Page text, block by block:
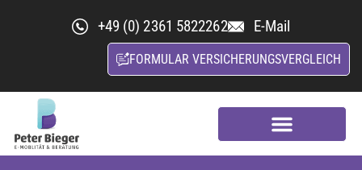
+49 (0) 2361 5822262 E-Mail
FORMULAR VERSICHERUNGSVERGLEICH